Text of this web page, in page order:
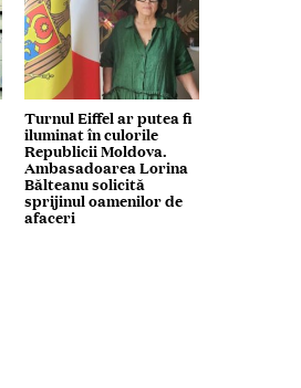
Turnul Eiffel ar putea fi
iluminat în culorile
Republicii Moldova.
Ambasadoarea Lorina
Bălteanu solicită
sprijinul oamenilor de
afaceri